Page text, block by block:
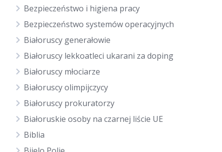
Bezpieczeństwo i higiena pracy
Bezpieczeństwo systemów operacyjnych
Białoruscy generałowie
Białoruscy lekkoatleci ukarani za doping
Białoruscy młociarze
Białoruscy olimpijczycy
Białoruscy prokuratorzy
Białoruskie osoby na czarnej liście UE
Biblia